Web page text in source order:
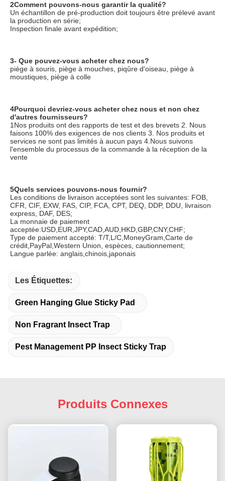
2Comment pouvons-nous garantir la qualité?
Un échantillon de pré-production doit toujours être prélevé avant
la production en série;
Inspection finale avant expédition;
3- Que pouvez-vous acheter chez nous?
piège à souris, piège à mouches, piqûre d'oiseau, piège à
moustiques, piège à colle
4Pourquoi devriez-vous acheter chez nous et non chez
d'autres fournisseurs?
1Nos produits ont des rapports de test et des brevets 2. Nous
faisons 100% des exigences de nos clients 3. Nos produits et
services ne sont pas limités à aucun pays 4.Nous suivons
l'ensemble du processus de la commande à la réception de la
vente
5Quels services pouvons-nous fournir?
Les conditions de livraison acceptées sont les suivantes: FOB,
CFR, CIF, EXW, FAS, CIP, FCA, CPT, DEQ, DDP, DDU, livraison
express, DAF, DES;
La monnaie de paiement
acceptée:USD,EUR,JPY,CAD,AUD,HKD,GBP,CNY,CHF;
Type de paiement accepté: T/T,L/C,MoneyGram,Carte de
crédit,PayPal,Western Union, espèces, cautionnement;
Langue parlée: anglais,chinois,japonais
Les Étiquettes:
Green Hanging Glue Sticky Pad
Non Fragrant Insect Trap
Pest Management PP Insect Sticky Trap
Produits Connexes